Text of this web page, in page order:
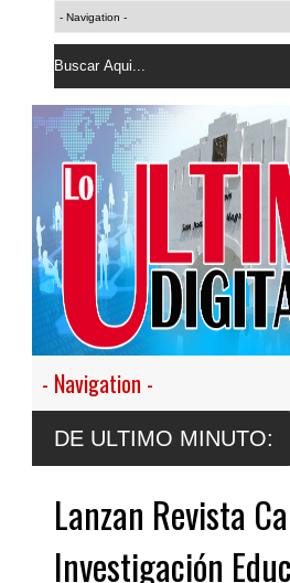
DE ULTIMO MINUTO:
en nuestro empeño de transformar la
Lanzan Revista
Investigación